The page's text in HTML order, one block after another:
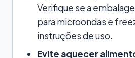
Verifique se a
para microondas e
instruções de uso.
Evite aquecer